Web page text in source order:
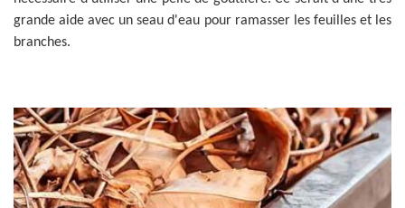
grande aide avec un seau d'eau pour ramasser les feuilles et les
branches.